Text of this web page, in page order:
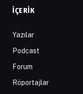
İÇERIK
Yazılar
Podcast
Forum
Röportajlar